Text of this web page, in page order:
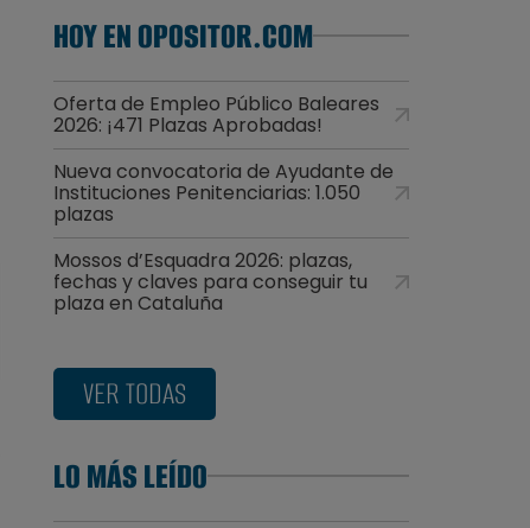
HOY EN OPOSITOR.COM
Oferta de Empleo Público Baleares
2026: ¡471 Plazas Aprobadas!
Nueva convocatoria de Ayudante de
Instituciones Penitenciarias: 1.050
plazas
Mossos d’Esquadra 2026: plazas,
fechas y claves para conseguir tu
plaza en Cataluña
VER TODAS
LO MÁS LEÍDO